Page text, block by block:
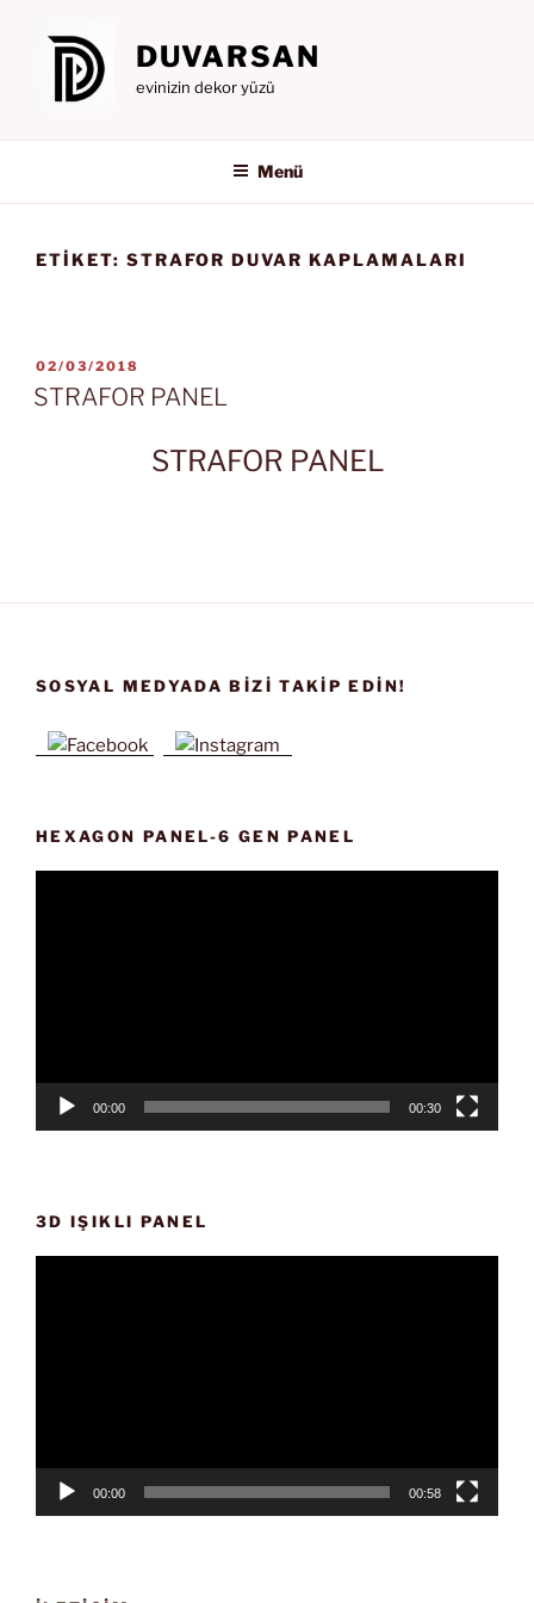
DUVARSAN
evinizin dekor yüzü
Menü
ETIKET: STRAFOR DUVAR KAPLAMALARI
YAYIM
TARIHI
02/03/2018
STRAFOR PANEL
STRAFOR PANEL
SOSYAL MEDYADA BIZI TAKIP EDIN!
HEXAGON PANEL-6 GEN PANEL
00:00 00:30
3D IŞIKLI PANEL
00:00 00:58